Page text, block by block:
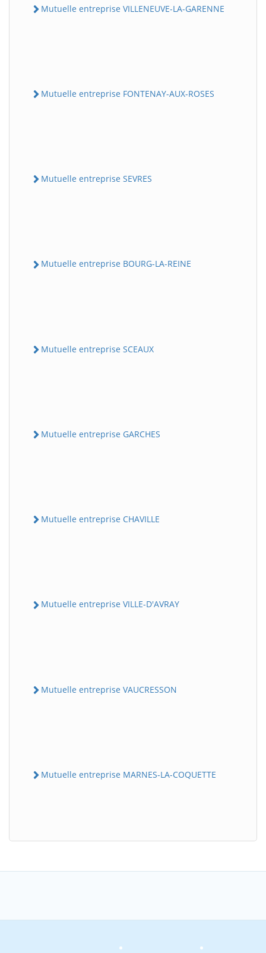
Mutuelle entreprise VILLENEUVE-LA-GARENNE
Mutuelle entreprise FONTENAY-AUX-ROSES
Mutuelle entreprise SEVRES
Mutuelle entreprise BOURG-LA-REINE
Mutuelle entreprise SCEAUX
Mutuelle entreprise GARCHES
Mutuelle entreprise CHAVILLE
Mutuelle entreprise VILLE-D'AVRAY
Mutuelle entreprise VAUCRESSON
Mutuelle entreprise MARNES-LA-COQUETTE